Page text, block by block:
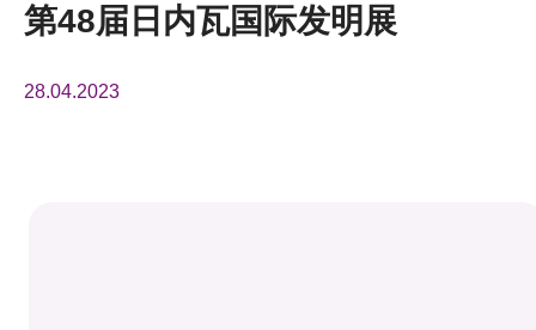
第48届日内瓦国际发明展
28.04.2023